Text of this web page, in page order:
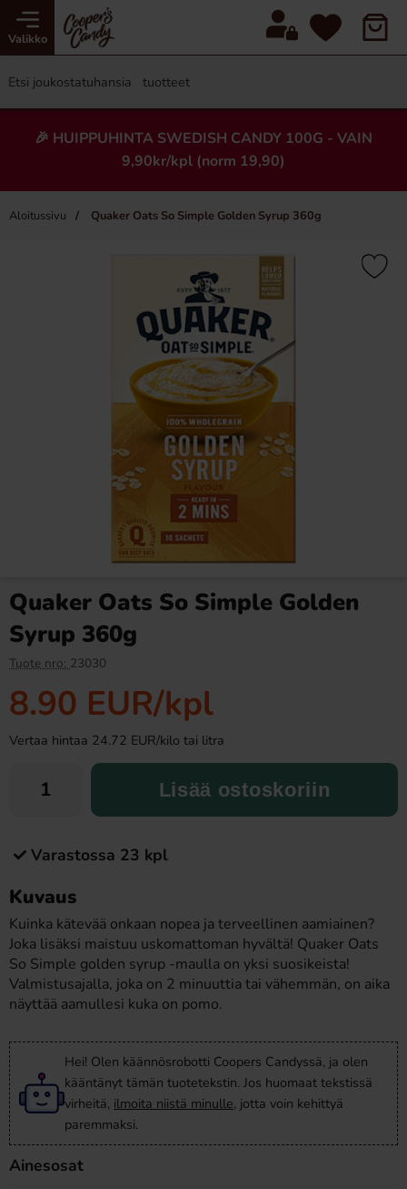
Valikko
🎉 HUIPPUHINTA SWEDISH CANDY 100G - VAIN
9,90kr/kpl (norm 19,90)
Aloitussivu Quaker Oats So Simple Golden Syrup 360g
×
Fanta Crimson Cherry 50cl
Osta
Quaker Oats So Simple Golden
Syrup 360g
Tuote nro: 23030
8.90 EUR/kpl
Vertaa hintaa 24.72 EUR/kilo tai litra
Lisää ostoskoriin
Varastossa 23 kpl
Kuvaus
Kuinka kätevää onkaan nopea ja terveellinen aamiainen?
Joka lisäksi maistuu uskomattoman hyvältä! Quaker Oats
So Simple golden syrup -maulla on yksi suosikeista!
Valmistusajalla, joka on 2 minuuttia tai vähemmän, on aika
näyttää aamullesi kuka on pomo.
Hei! Olen käännösrobotti Coopers Candyssä, ja olen
kääntänyt tämän tuotetekstin. Jos huomaat tekstissä
virheitä, ilmoita niistä minulle, jotta voin kehittyä
paremmaksi.
Ainesosat